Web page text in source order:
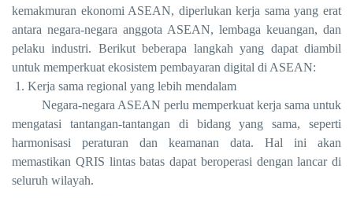
kemakmuran ekonomi ASEAN, diperlukan kerja sama yang erat
antara negara-negara anggota ASEAN, lembaga keuangan, dan
pelaku industri. Berikut beberapa langkah yang dapat diambil
untuk memperkuat ekosistem pembayaran digital di ASEAN:
1. Kerja sama regional yang lebih mendalam
Negara-negara ASEAN perlu memperkuat kerja sama untuk
mengatasi tantangan-tantangan di bidang yang sama, seperti
harmonisasi peraturan dan keamanan data. Hal ini akan
memastikan QRIS lintas batas dapat beroperasi dengan lancar di
seluruh wilayah.